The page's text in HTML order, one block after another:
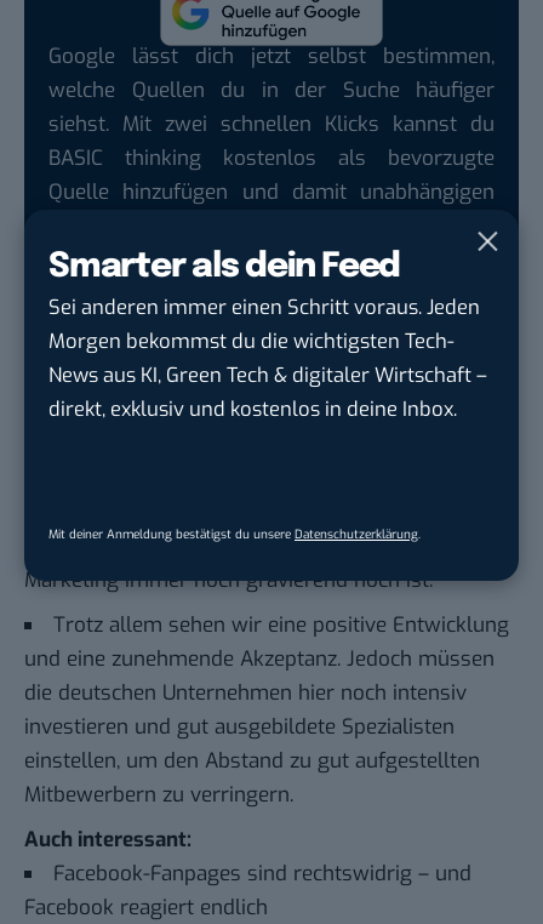
Smarter als dein Feed
Sei anderen immer einen Schritt voraus. Jeden
Morgen bekommst du die wichtigsten Tech-
News aus KI, Green Tech & digitaler Wirtschaft –
direkt, exklusiv und kostenlos in deine Inbox.
Mit deiner Anmeldung bestätigst du unsere Datenschutzerklärung.
Google lässt dich jetzt selbst bestimmen,
welche Quellen du in der Suche häufiger
siehst. Mit zwei schnellen Klicks kannst du
BASIC thinking kostenlos als bevorzugte
Quelle hinzufügen und damit unabhängigen
Tech-Journalismus unterstützen. Vielen Dank!
Hier basicthinking.de hinzufügen
Deutsche Unternehmen sind in den sozialen
Medien endlich angekommen. Eine professionelle
und vor allem zielgerichtete Nutzung, die die
Experten in den Bereichen Social Media und Online
Marketing immer noch gravierend hoch ist.
Trotz allem sehen wir eine positive Entwicklung
und eine zunehmende Akzeptanz. Jedoch müssen
die deutschen Unternehmen hier noch intensiv
investieren und gut ausgebildete Spezialisten
einstellen, um den Abstand zu gut aufgestellten
Mitbewerbern zu verringern.
Auch interessant:
Facebook-Fanpages sind rechtswidrig – und
Facebook reagiert endlich